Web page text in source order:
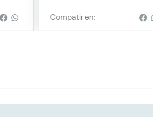
Compatir en: